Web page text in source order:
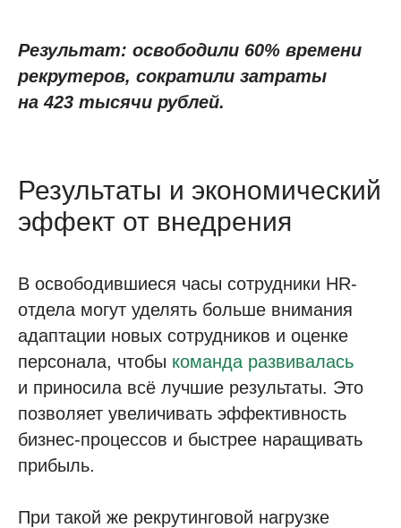
Результат: освободили 60% времени
рекрутеров, сократили затраты
на 423 тысячи рублей.
Результаты и экономический
эффект от внедрения
В освободившиеся часы сотрудники HR-
отдела могут уделять больше внимания
адаптации новых сотрудников и оценке
персонала, чтобы команда развивалась
и приносила всё лучшие результаты. Это
позволяет увеличивать эффективность
бизнес-процессов и быстрее наращивать
прибыль.
При такой же рекрутинговой нагрузке